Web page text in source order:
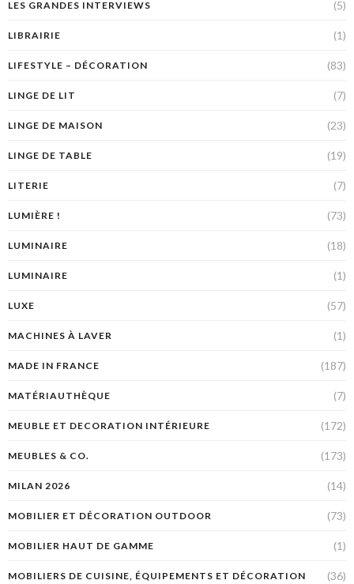
LES GRANDES INTERVIEWS (5)
LIBRAIRIE (1)
LIFESTYLE – DÉCORATION (83)
LINGE DE LIT (7)
LINGE DE MAISON (23)
LINGE DE TABLE (19)
LITERIE (7)
LUMIÈRE ! (73)
LUMINAIRE (18)
LUMINAIRE (1)
LUXE (57)
MACHINES À LAVER (1)
MADE IN FRANCE (187)
MATÉRIAUTHÈQUE (7)
MEUBLE ET DECORATION INTÉRIEURE (172)
MEUBLES & CO. (173)
MILAN 2026 (14)
MOBILIER ET DÉCORATION OUTDOOR (73)
MOBILIER HAUT DE GAMME (1)
MOBILIERS DE CUISINE, ÉQUIPEMENTS ET DÉCORATION (36)